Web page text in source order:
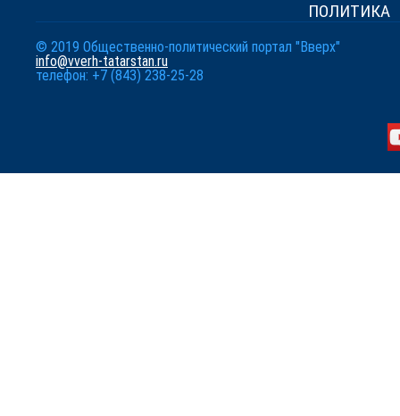
ПОЛИТИКА
© 2019 Общественно-политический портал "Вверх"
info@vverh-tatarstan.ru
телефон: +7 (843) 238-25-28